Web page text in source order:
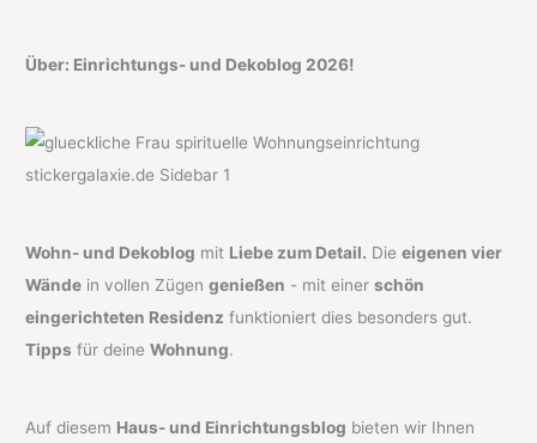
Über: Einrichtungs- und Dekoblog 2026!
Wohn- und Dekoblog mit Liebe zum Detail. Dieeigenen vier
Wände in vollen Zügengenießen - mit einerschön
eingerichteten Residenz funktioniert dies besonders gut.
Tipps für deineWohnung.
Auf diesem Haus- und Einrichtungsblog bieten wir Ihnen